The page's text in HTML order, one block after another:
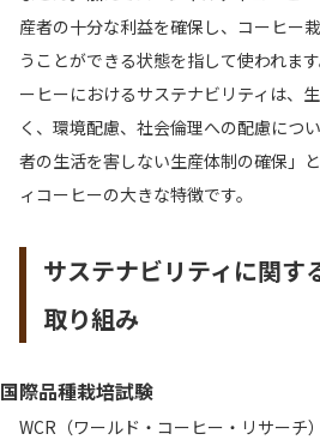
産者の十分な利益を確保し、コーヒー
うことができる状態を指して使われま
ーヒーにおけるサステナビリティは、
く、環境配慮、社会倫理への配慮につ
者の生活を害しない生産体制の確保」
ィコーヒーの大きな特徴です。
サステナビリティに関す
取り組み
国際品種栽培試験
WCR（ワールド・コーヒー・リサーチ